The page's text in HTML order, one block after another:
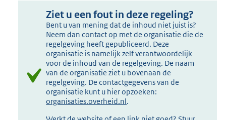
Ziet u een fout in deze regeling?
Bent u van mening dat de inhoud niet juist is?
Neem dan contact op met de organisatie die de
regelgeving heeft gepubliceerd. Deze
organisatie is namelijk zelf verantwoordelijk
voor de inhoud van de regelgeving. De naam
van de organisatie ziet u bovenaan de
regelgeving. De contactgegevens van de
organisatie kunt u hier opzoeken:
organisaties.overheid.nl.